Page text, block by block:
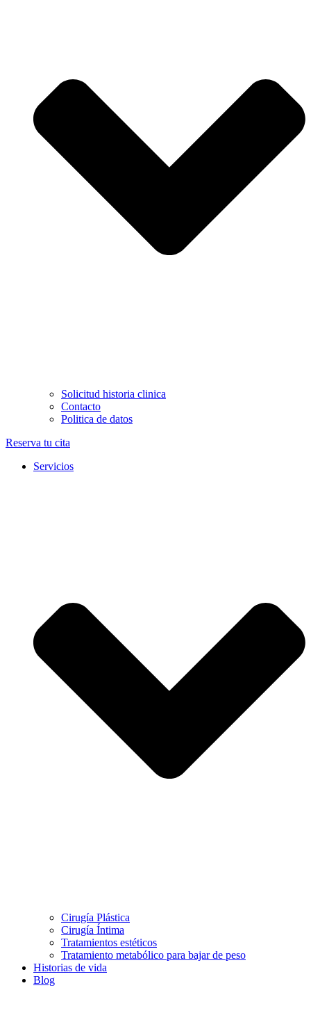
Solicitud historia clinica
Contacto
Politica de datos
Reserva tu cita
Servicios
Cirugía Plástica
Cirugía Íntima
Tratamientos estéticos
Tratamiento metabólico para bajar de peso
Historias de vida
Blog